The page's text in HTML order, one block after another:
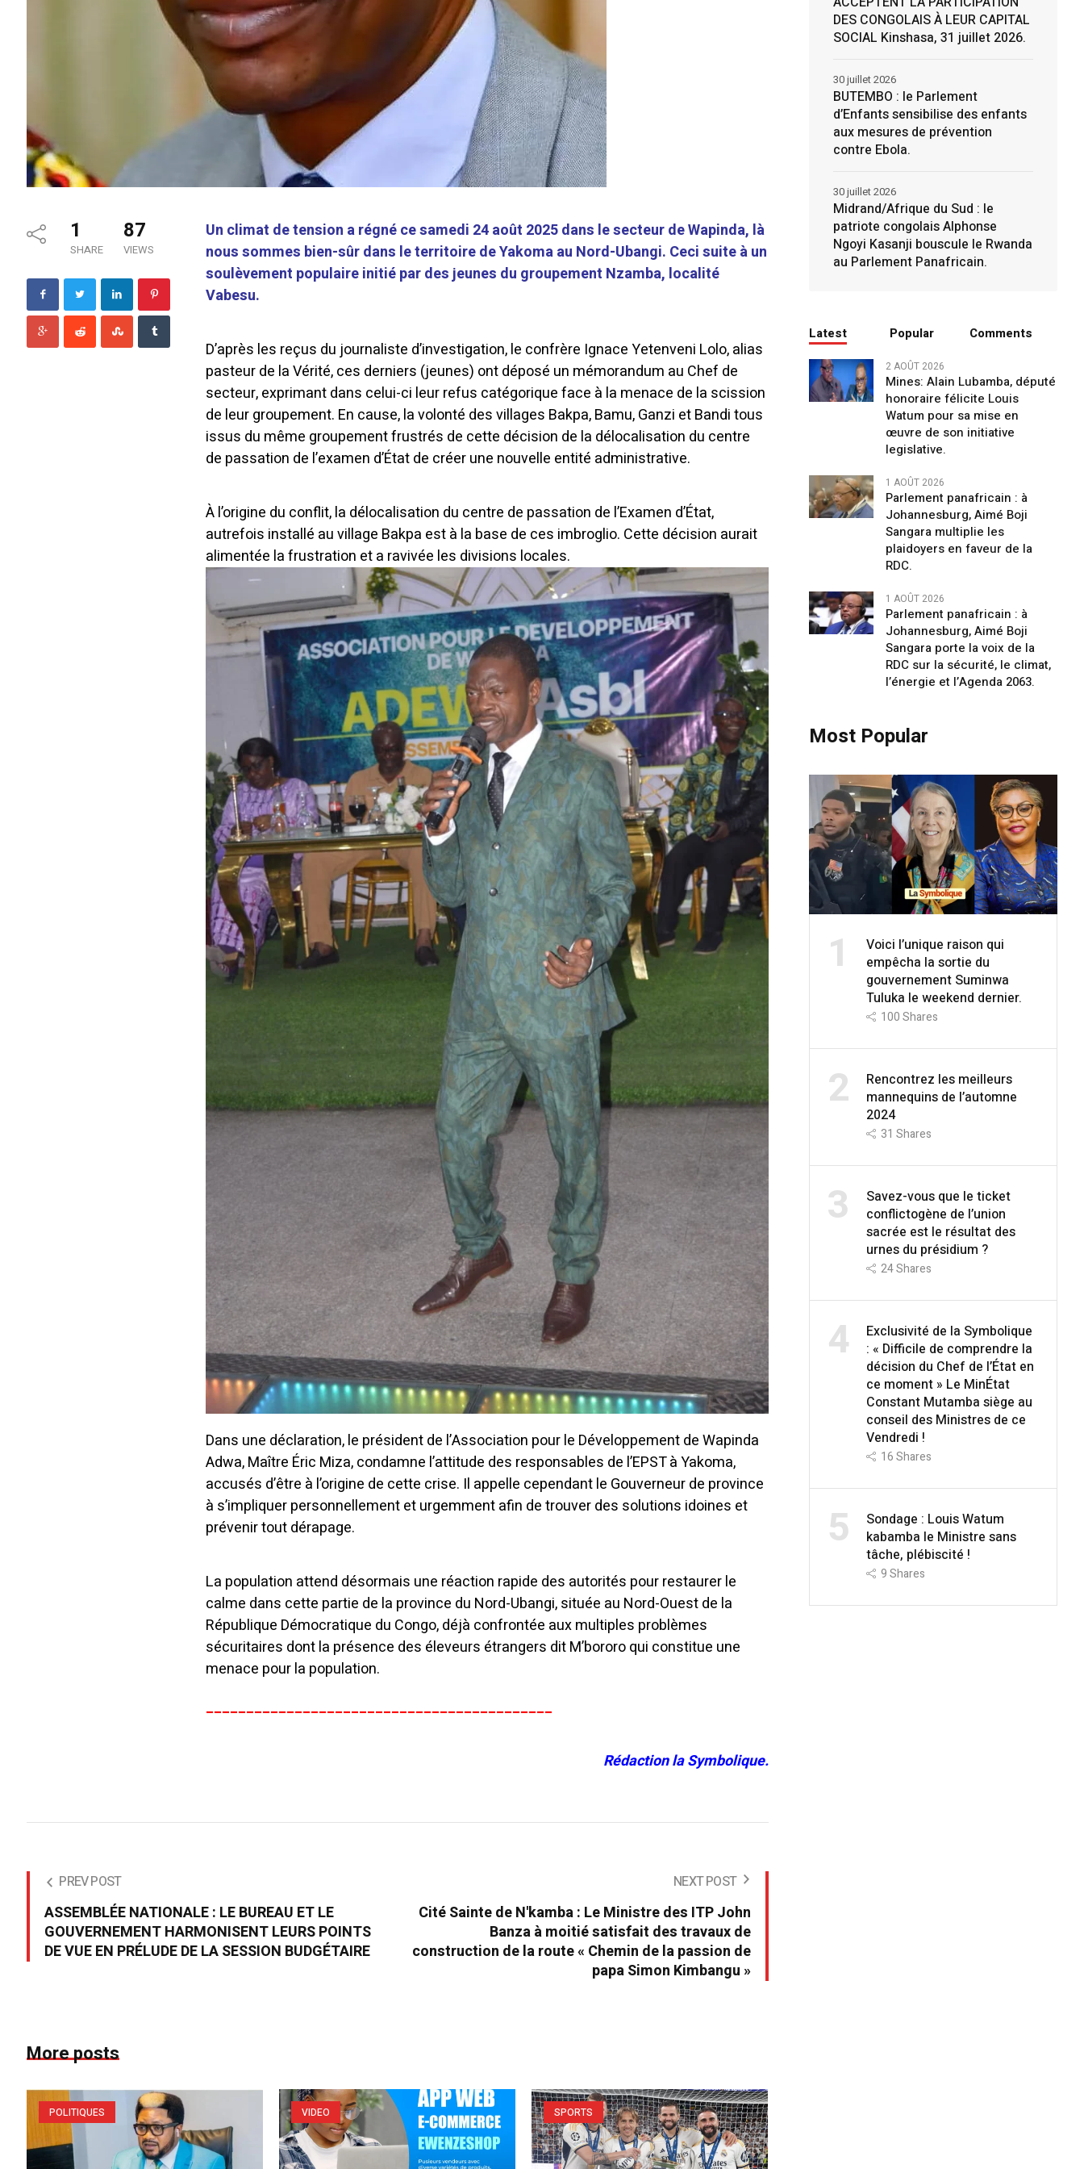
1
SHARE
87
VIEWS
Un climat de tension a régné ce samedi 24 août 2025 dans le secteur de Wapinda, là
nous sommes bien-sûr dans le territoire de Yakoma au Nord-Ubangi. Ceci suite à un
soulèvement populaire initié par des jeunes du groupement Nzamba, localité
Vabesu.
D’après les reçus du journaliste d’investigation, le confrère Ignace Yetenveni Lolo, alias
pasteur de la Vérité, ces derniers (jeunes) ont déposé un mémorandum au Chef de
secteur, exprimant dans celui-ci leur refus catégorique face à la menace de la scission
de leur groupement. En cause, la volonté des villages Bakpa, Bamu, Ganzi et Bandi tous
issus du même groupement frustrés de cette décision de la délocalisation du centre
de passation de l’examen d’État de créer une nouvelle entité administrative.
À l’origine du conflit, la délocalisation du centre de passation de l’Examen d’État,
autrefois installé au village Bakpa est à la base de ces imbroglio. Cette décision aurait
alimentée la frustration et a ravivée les divisions locales.
Dans une déclaration, le président de l’Association pour le Développement de Wapinda
Adwa, Maître Éric Miza, condamne l’attitude des responsables de l’EPST à Yakoma,
accusés d’être à l’origine de cette crise. Il appelle cependant le Gouverneur de province
à s’impliquer personnellement et urgemment afin de trouver des solutions idoines et
prévenir tout dérapage.
La population attend désormais une réaction rapide des autorités pour restaurer le
calme dans cette partie de la province du Nord-Ubangi, située au Nord-Ouest de la
République Démocratique du Congo, déjà confrontée aux multiples problèmes
sécuritaires dont la présence des éleveurs étrangers dit M’bororo qui constitue une
menace pour la population.
___________________________________________
Rédaction la Symbolique.
PREV POST
ASSEMBLÉE NATIONALE : LE BUREAU ET LE
GOUVERNEMENT HARMONISENT LEURS POINTS
DE VUE EN PRÉLUDE DE LA SESSION BUDGÉTAIRE
NEXT POST
Cité Sainte de N'kamba : Le Ministre des ITP John
Banza à moitié satisfait des travaux de
construction de la route « Chemin de la passion de
papa Simon Kimbangu »
More posts
POLITIQUES VIDEO SPORTS
DES CONGOLAIS À LEUR CAPITAL
SOCIAL Kinshasa, 31 juillet 2026.
BUTEMBO : le Parlement
d’Enfants sensibilise des enfants
aux mesures de prévention
contre Ebola.
30 juillet 2026
Midrand/Afrique du Sud : le
patriote congolais Alphonse
Ngoyi Kasanji bouscule le Rwanda
au Parlement Panafricain.
30 juillet 2026
Latest Popular Comments
2 AOÛT 2026
Mines: Alain Lubamba, député
honoraire félicite Louis
Watum pour sa mise en
œuvre de son initiative
legislative.
1 AOÛT 2026
Parlement panafricain : à
Johannesburg, Aimé Boji
Sangara multiplie les
plaidoyers en faveur de la
RDC.
1 AOÛT 2026
Parlement panafricain : à
Johannesburg, Aimé Boji
Sangara porte la voix de la
RDC sur la sécurité, le climat,
l’énergie et l’Agenda 2063.
Most Popular
1
Voici l’unique raison qui
empêcha la sortie du
gouvernement Suminwa
Tuluka le weekend dernier.
100Shares
2
Rencontrez les meilleurs
mannequins de l’automne
2024
31 Shares
3
Savez-vous que le ticket
conflictogène de l’union
sacrée est le résultat des
urnes du présidium ?
24Shares
4
Exclusivité de la Symbolique
: « Difficile de comprendre la
décision du Chef de l’État en
ce moment » Le MinÉtat
Constant Mutamba siège au
conseil des Ministres de ce
Vendredi !
16Shares
5
Sondage : Louis Watum
kabamba le Ministre sans
tâche, plébiscité !
9Shares